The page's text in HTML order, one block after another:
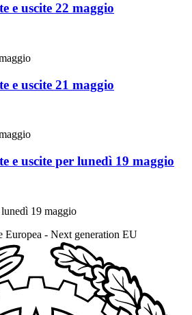
e uscite 22 maggio
e uscite 21 maggio
e uscite per lunedì 19 maggio
lunedì 19 maggio